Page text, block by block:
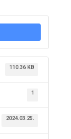
110.36 KB
1
2024.03.25.